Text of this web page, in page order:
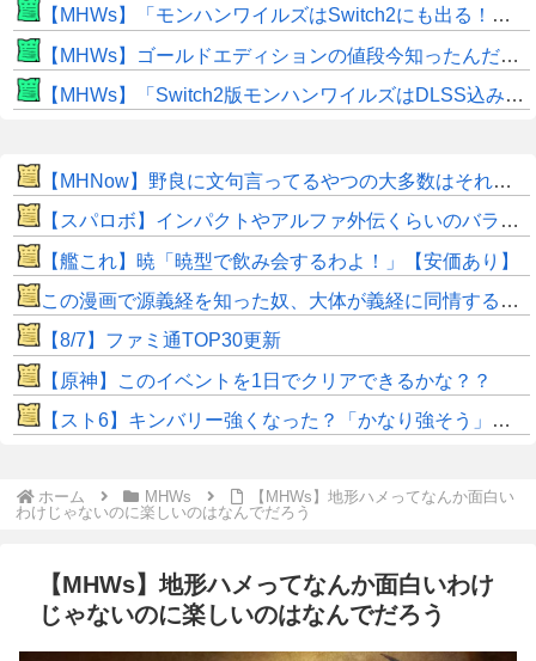
【MHWs】「モンハンワイルズはSwitch2にも出る！」👈こいつにかけたい言葉ｗｗｗｗｗｗｗｗｗ
【MHWs】ゴールドエディションの値段今知ったんだけどやっっっっっっすwwwww
【MHWs】「Switch2版モンハンワイルズはDLSS込みで最大1440p動作」
【MHNow】野良に文句言ってるやつの大多数はそれしてないだけの雑魚だから聞く耳持つだけムダよ
【スパロボ】インパクトやアルファ外伝くらいのバランス求む！！ → インパクトも最終的にはコアブースターで雑魚は一撃で倒せてたけどね
【艦これ】暁「暁型で飲み会するわよ！」【安価あり】
この漫画で源義経を知った奴、大体が義経に同情するようになるｗｗｗｗｗｗｗｗ
【8/7】ファミ通TOP30更新
【原神】このイベントを1日でクリアできるかな？？
【スト6】キンバリー強くなった？「かなり強そう」「勝てなくなった」
ホーム MHWs
【MHWs】地形ハメってなんか面白い
わけじゃないのに楽しいのはなんでだろう
【MHWs】地形ハメってなんか面白いわけ
じゃないのに楽しいのはなんでだろう